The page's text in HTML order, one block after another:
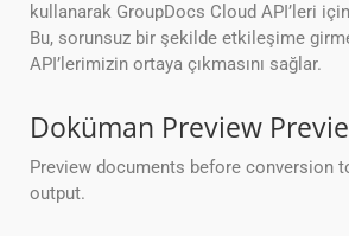
kullanarak GroupDocs Cloud API’leri
Bu, sorunsuz bir şekilde etkileşime
API’lerimizin ortaya çıkmasını sağlar.
Doküman Preview
Preview documents before conversion
output.